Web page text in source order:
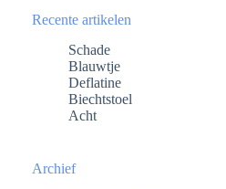
Recente artikelen
Schade
Blauwtje
Deflatine
Biechtstoel
Acht
Archief